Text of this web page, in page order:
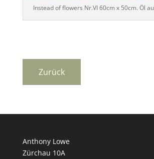
Instead of flowers Nr.VI 60cm x 50cm. Öl
Anthony Lowe
Zürchau 10A